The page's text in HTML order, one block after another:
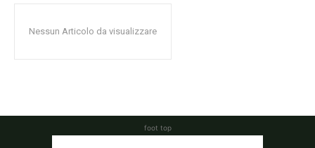
Nessun Articolo da visualizzare
foot top